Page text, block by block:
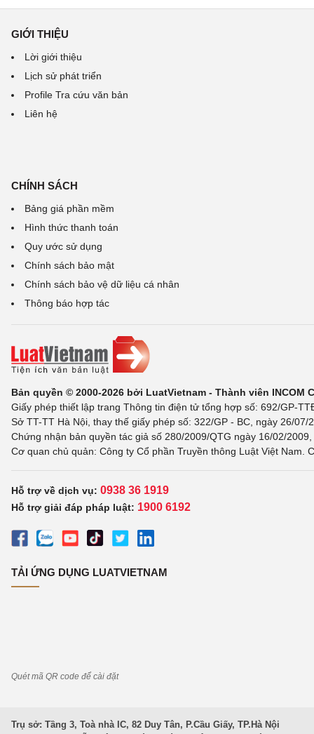
GIỚI THIỆU
Lời giới thiệu
Lịch sử phát triển
Profile Tra cứu văn bản
Liên hệ
CHÍNH SÁCH
Bảng giá phần mềm
Hình thức thanh toán
Quy ước sử dụng
Chính sách bảo mật
Chính sách bảo vệ dữ liệu cá nhân
Thông báo hợp tác
Bản quyền © 2000-2026 bởi LuatVietnam - Thành viên INCOM
Giấy phép thiết lập trang Thông tin điện tử tổng hợp số: 692/GP-
Sở TT-TT Hà Nội, thay thế giấy phép số: 322/GP - BC, ngày 26/
Chứng nhận bản quyền tác giả số 280/2009/QTG ngày 16/02/
Cơ quan chủ quản: Công ty Cổ phần Truyền thông Luật Việt Nam.
Hỗ trợ về dịch vụ: 0938 36 1919
Hỗ trợ giải đáp pháp luật: 1900 6192
TẢI ỨNG DỤNG LUATVIETNAM
Quét mã QR code để cài đặt
Trụ sở: Tầng 3, Toà nhà IC, 82 Duy Tân, P.Cầu Giấy, TP.Hà Nội